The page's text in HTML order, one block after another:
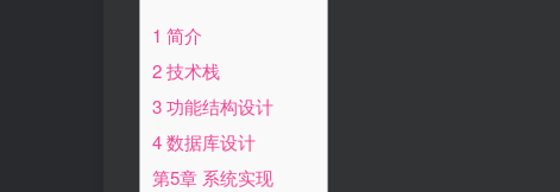
1 简介
2 技术栈
3 功能结构设计
4 数据库设计
第5章 系统实现